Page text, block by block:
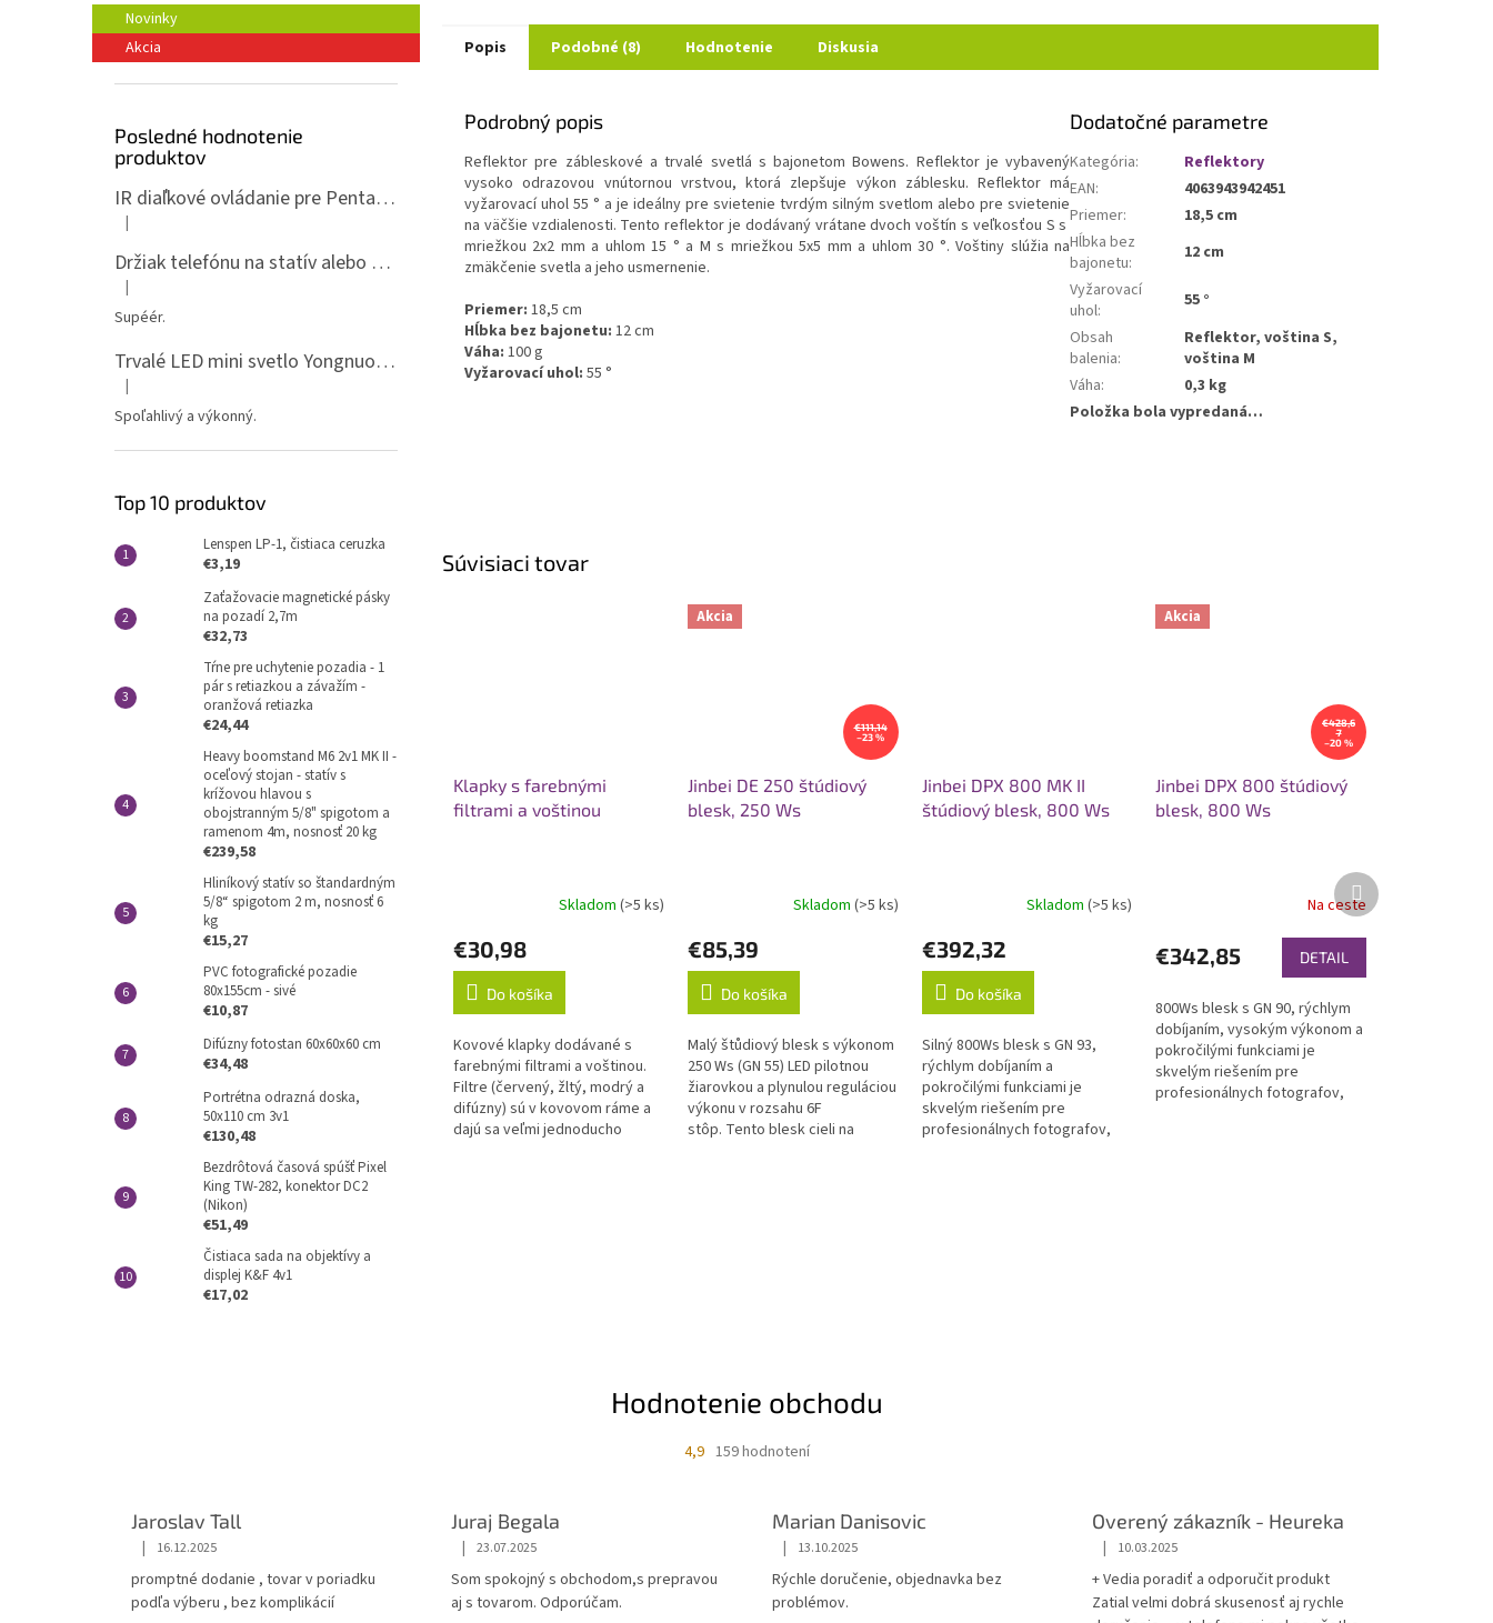
Novinky
Akcia
Posledné hodnotenie
produktov
IR diaľkové ovládanie pre Pentax ML-P
Hodnotenie produktu je 5 z 5 hviezdičiek.
|
Držiak telefónu na statív alebo spigot s 1/4" závitom
Hodnotenie produktu je 5 z 5 hviezdičiek.
|
Supéér.
Trvalé LED mini svetlo Yongnuo YN135, 3200-5600K, RGB
Hodnotenie produktu je 5 z 5 hviezdičiek.
|
Spoľahlivý a výkonný.
Top 10 produktov
Lenspen LP-1, čistiaca ceruzka
€3,19
Zaťažovacie magnetické pásky
na pozadí 2,7m
€32,73
Tŕne pre uchytenie pozadia - 1
pár s retiazkou a závažím -
oranžová retiazka
€24,44
Heavy boomstand M6 2v1 MK II -
oceľový stojan - statív s
krížovou hlavou s
obojstranným 5/8" spigotom a
ramenom 4m, nosnosť 20 kg
€239,58
Hliníkový statív so štandardným
5/8“ spigotom 2 m, nosnosť 6
kg
€15,27
PVC fotografické pozadie
80x155cm - sivé
€10,87
Difúzny fotostan 60x60x60 cm
€34,48
Portrétna odrazná doska,
50x110 cm 3v1
€130,48
Bezdrôtová časová spúšť Pixel
King TW-282, konektor DC2
(Nikon)
€51,49
Čistiaca sada na objektívy a
displej K&F 4v1
€17,02
Súvisiaci tovar
Klapky s farebnými
filtrami a voštinou
Skladom (>5 ks)
€30,98
Do košíka
Kovové klapky dodávané s
farebnými filtrami a voštinou.
Filtre (červený, žltý, modrý a
difúzny) sú v kovovom ráme a
dajú sa veľmi jednoducho
Akcia
€111,14
–23 %
Jinbei DE 250 štúdiový
blesk, 250 Ws
Skladom (>5 ks)
€85,39
Do košíka
Malý štůdiový blesk s výkonom
250 Ws (GN 55) LED pilotnou
žiarovkou a plynulou reguláciou
výkonu v rozsahu 6F
stôp. Tento blesk cieli na
Jinbei DPX 800 MK II
štúdiový blesk, 800 Ws
Skladom(>5 ks)
€392,32
Do košíka
Silný 800Ws blesk s GN 93,
rýchlym dobíjaním a
pokročilými funkciami je
skvelým riešením pre
profesionálnych fotografov,
Akcia
€428,6
7
–20 %
Jinbei DPX 800 štúdiový
blesk, 800 Ws
Na ceste
€342,85 DETAIL
800Ws blesk s GN 90, rýchlym
dobíjaním, vysokým výkonom a
pokročilými funkciami je
skvelým riešením pre
profesionálnych fotografov,
Ďalší
produkt
Popis Podobné (8) Hodnotenie Diskusia
Podrobný popis
Reflektor pre zábleskové a trvalé svetlá s bajonetom Bowens. Reflektor je vybavený
vysoko odrazovou vnútornou vrstvou, ktorá zlepšuje výkon záblesku. Reflektor má
vyžarovací uhol 55 ° a je ideálny pre svietenie tvrdým silným svetlom alebo pre svietenie
na väčšie vzdialenosti. Tento reflektor je dodávaný vrátane dvoch voštín s veľkosťou S s
mriežkou 2x2 mm a uhlom 15 ° a M s mriežkou 5x5 mm a uhlom 30 °. Voštiny slúžia na
zmäkčenie svetla a jeho usmernenie.
Priemer: 18,5 cm
Hĺbka bez bajonetu: 12 cm
Váha: 100 g
Vyžarovací uhol: 55 °
Dodatočné parametre
Kategória:
Reflektory
EAN:
4063943942451
Priemer:
18,5 cm
Hĺbka bez
bajonetu:
12 cm
Vyžarovací
uhol:
55 °
Obsah
balenia:
Reflektor, voština S,
voština M
Váha:
0,3 kg
Položka bola vypredaná…
Hodnotenie obchodu
4,9 159 hodnotení
Jaroslav Tall
| 16.12.2025
promptné dodanie , tovar v poriadku
podľa výberu , bez komplikácií
Juraj Begala
| 23.07.2025
Som spokojný s obchodom,s prepravou
aj s tovarom. Odporúčam.
Marian Danisovic
| 13.10.2025
Rýchle doručenie, objednavka bez
problémov.
Overený zákazník - Heureka
| 10.03.2025
+ Vedia poradiť a odporučit produkt
Zatial velmi dobrá skusenosť aj rychle